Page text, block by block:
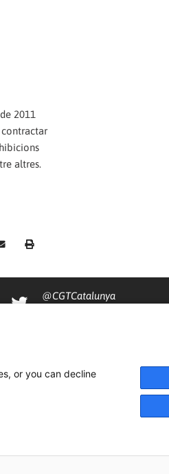
2011
altres.
@CGTCatalunya
cgtcatalunya
or you can decline